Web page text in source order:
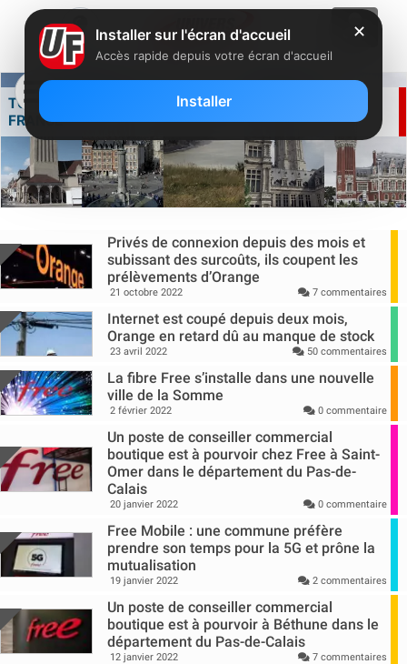
TOUTE L'ACTUALITÉ FREE DANS LES HAUTS-DE-
FRANCE
Privés de connexion depuis des mois et
subissant des surcoûts, ils coupent les
prélèvements d’Orange
21 octobre 2022 7 commentaires
Internet est coupé depuis deux mois,
Orange en retard dû au manque de stock
23 avril 2022 50 commentaires
La fibre Free s’installe dans une nouvelle
ville de la Somme
2 février 2022 0 commentaire
Un poste de conseiller commercial
boutique est à pourvoir chez Free à Saint-
Omer dans le département du Pas-de-
Calais
20 janvier 2022 0 commentaire
Free Mobile : une commune préfère
prendre son temps pour la 5G et prône la
mutualisation
19 janvier 2022 2 commentaires
Un poste de conseiller commercial
boutique est à pourvoir à Béthune dans le
département du Pas-de-Calais
12 janvier 2022 7 commentaires
✕
Installer sur l'écran d'accueil
Accès rapide depuis votre écran d'accueil
Installer